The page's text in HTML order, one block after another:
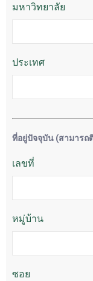
มหาวิทยาลัย
ประเทศ
ที่อยู่ปัจจุบัน (สามารถ
เลขที่
หมู่บ้าน
ซอย